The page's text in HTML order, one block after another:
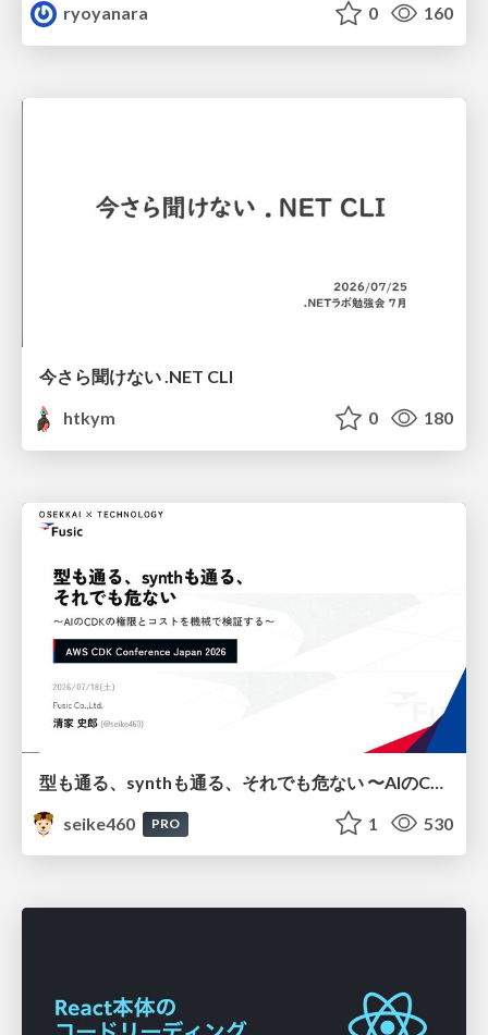
ryoyanara
0 160
今さら聞けない .NET CLI
htkym
0 180
seike460
PRO 1 530